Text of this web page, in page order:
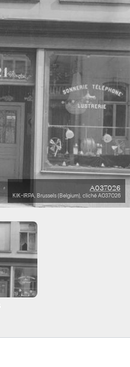
A037026
KIK-IRPA, Brussels (Belgium), cliché A037026